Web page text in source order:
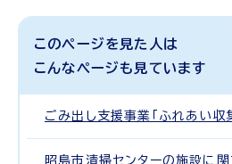
このページを見た人は
こんなページも見ています
ごみ出し支援事業「ふれあい収
昭島市清掃センターの施設に